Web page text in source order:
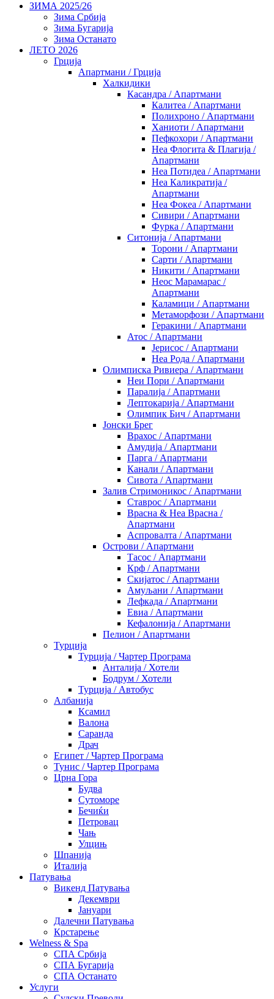
ЗИМА 2025/26
Зима Србија
Зима Бугарија
Зима Останато
ЛЕТО 2026
Грција
Апартмани / Грција
Халкидики
Касандра / Апартмани
Калитеа / Апартмани
Полихроно / Апартмани
Ханиоти / Апартмани
Пефкохори / Апартмани
Неа Флогита & Плагија /
Апартмани
Неа Потидеа / Апартмани
Неа Каликратија /
Апартмани
Неа Фокеа / Апартмани
Сивири / Апартмани
Фурка / Апартмани
Ситонија / Апартмани
Торони / Апартмани
Сарти / Апартмани
Никити / Апартмани
Неос Марамарас /
Апартмани
Каламици / Апартмани
Метаморфози / Апартмани
Геракини / Апартмани
Атос / Апартмани
Јерисос / Апартмани
Неа Рода / Апартмани
Олимписка Ривиера / Апартмани
Неи Пори / Апартмани
Паралија / Апартмани
Лептокарија / Апартмани
Олимпик Бич / Апартмани
Јонски Брег
Врахос / Апартмани
Амудија / Апартмани
Парга / Апартмани
Канали / Апартмани
Сивота / Апартмани
Залив Стримоникос / Апартмани
Ставрос / Апартмани
Врасна & Неа Врасна /
Апартмани
Аспровалта / Апартмани
Острови / Апартмани
Тасос / Апартмани
Крф / Апартмани
Скијатос / Апартмани
Амуљани / Апартмани
Лефкада / Апартмани
Евиа / Апартмани
Кефалонија / Апартмани
Пелион / Апартмани
Турција
Турција / Чартер Програма
Анталија / Хотели
Бодрум / Хотели
Турција / Автобус
Албанија
Ксамил
Валона
Саранда
Драч
Египет / Чартер Програма
Тунис / Чартер Програма
Црна Гора
Будва
Сутоморе
Бечиќи
Петровац
Чањ
Улцињ
Шпанија
Италија
Патувања
Викенд Патувања
Декември
Јануари
Далечни Патувања
Крстарење
Welness & Spa
СПА Србија
СПА Бугарија
СПА Останато
Услуги